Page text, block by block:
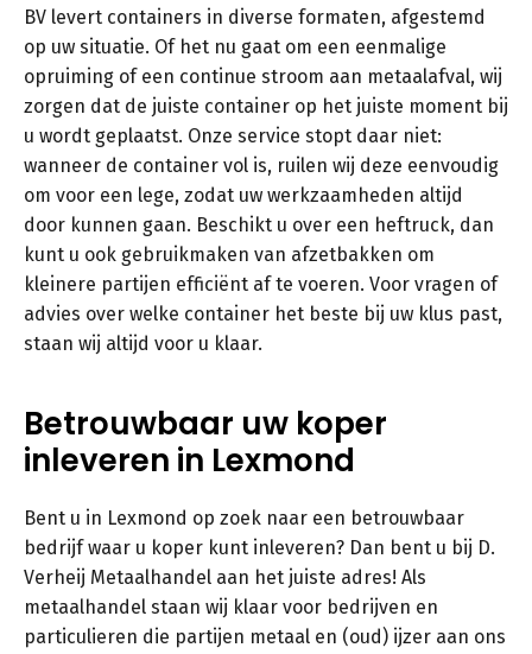
BV levert containers in diverse formaten, afgestemd
op uw situatie. Of het nu gaat om een eenmalige
opruiming of een continue stroom aan metaalafval, wij
zorgen dat de juiste container op het juiste moment bij
u wordt geplaatst. Onze service stopt daar niet:
wanneer de container vol is, ruilen wij deze eenvoudig
om voor een lege, zodat uw werkzaamheden altijd
door kunnen gaan. Beschikt u over een heftruck, dan
kunt u ook gebruikmaken van afzetbakken om
kleinere partijen efficiënt af te voeren. Voor vragen of
advies over welke container het beste bij uw klus past,
staan wij altijd voor u klaar.
Betrouwbaar uw koper
inleveren in Lexmond
Bent u in Lexmond op zoek naar een betrouwbaar
bedrijf waar u koper kunt inleveren? Dan bent u bij D.
Verheij Metaalhandel aan het juiste adres! Als
metaalhandel staan wij klaar voor bedrijven en
particulieren die partijen metaal en (oud) ijzer aan ons